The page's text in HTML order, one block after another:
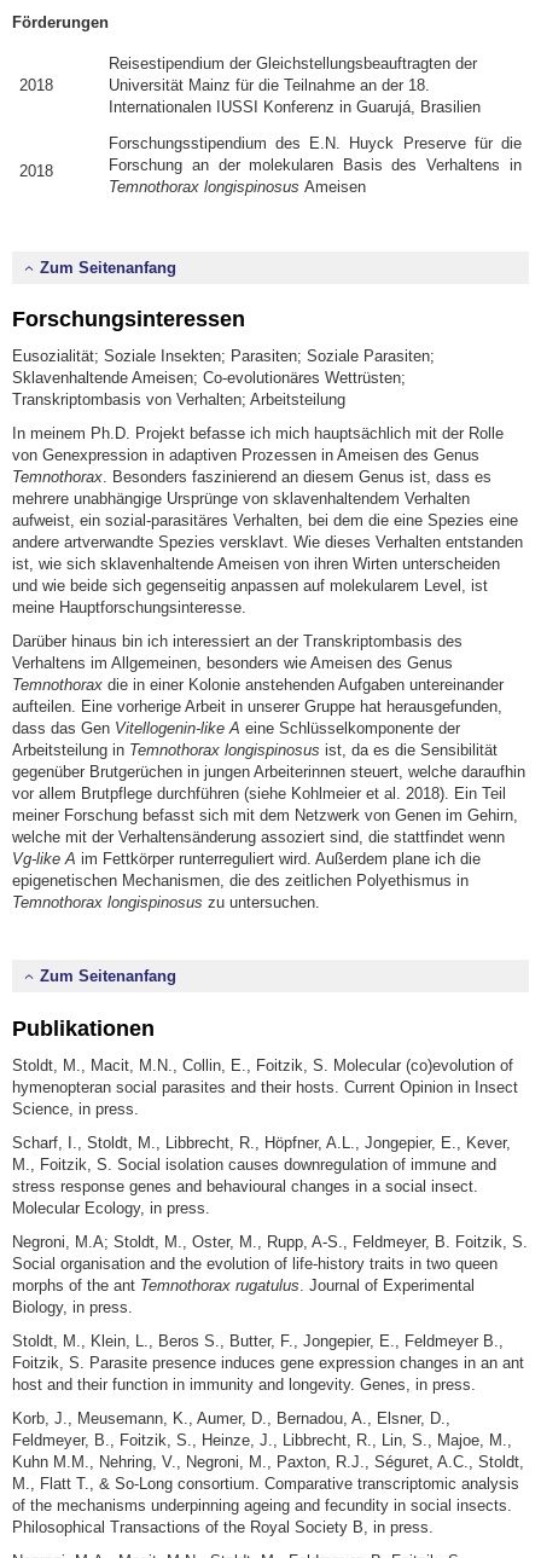
Förderungen
2018
Reisestipendium der Gleichstellungsbeauftragten der
Universität Mainz für die Teilnahme an der 18.
Internationalen IUSSI Konferenz in Guarujá, Brasilien
2018
Forschungsstipendium des E.N. Huyck Preserve für die
Forschung an der molekularen Basis des Verhaltens in
Temnothorax longispinosusAmeisen
Zum Seitenanfang
Forschungsinteressen
Eusozialität; Soziale Insekten; Parasiten; Soziale Parasiten;
Sklavenhaltende Ameisen; Co-evolutionäres Wettrüsten;
Transkriptombasis von Verhalten; Arbeitsteilung
In meinem Ph.D. Projekt befasse ich mich hauptsächlich mit der Rolle
von Genexpression in adaptiven Prozessen in Ameisen des Genus
Temnothorax. Besonders faszinierend an diesem Genus ist, dass es
mehrere unabhängige Ursprünge von sklavenhaltendem Verhalten
aufweist, ein sozial-parasitäres Verhalten, bei dem die eine Spezies eine
andere artverwandte Spezies versklavt. Wie dieses Verhalten entstanden
ist, wie sich sklavenhaltende Ameisen von ihren Wirten unterscheiden
und wie beide sich gegenseitig anpassen auf molekularem Level, ist
meine Hauptforschungsinteresse.
Darüber hinaus bin ich interessiert an der Transkriptombasis des
Verhaltens im Allgemeinen, besonders wie Ameisen des Genus
Temnothorax die in einer Kolonie anstehenden Aufgaben untereinander
aufteilen. Eine vorherige Arbeit in unserer Gruppe hat herausgefunden,
dass das Gen Vitellogenin-like A eine Schlüsselkomponente der
Arbeitsteilung in Temnothorax longispinosus ist, da es die Sensibilität
gegenüber Brutgerüchen in jungen Arbeiterinnen steuert, welche daraufhin
vor allem Brutpflege durchführen (siehe Kohlmeier et al. 2018). Ein Teil
meiner Forschung befasst sich mit dem Netzwerk von Genen im Gehirn,
welche mit der Verhaltensänderung assoziert sind, die stattfindet wenn
Vg-like A im Fettkörper runterreguliert wird. Außerdem plane ich die
epigenetischen Mechanismen, die des zeitlichen Polyethismus in
Temnothorax longispinosus zu untersuchen.
Zum Seitenanfang
Publikationen
Stoldt, M., Macit, M.N., Collin, E., Foitzik, S. Molecular (co)evolution of
hymenopteran social parasites and their hosts. Current Opinion in Insect
Science, in press.
Scharf, I., Stoldt, M., Libbrecht, R., Höpfner, A.L., Jongepier, E., Kever,
M., Foitzik, S. Social isolation causes downregulation of immune and
stress response genes and behavioural changes in a social insect.
Molecular Ecology, in press.
Negroni, M.A; Stoldt, M., Oster, M., Rupp, A-S., Feldmeyer, B. Foitzik, S.
Social organisation and the evolution of life-history traits in two queen
morphs of the ant Temnothorax rugatulus . Journal of Experimental
Biology, in press.
Stoldt, M., Klein, L., Beros S., Butter, F., Jongepier, E., Feldmeyer B.,
Foitzik, S. Parasite presence induces gene expression changes in an ant
host and their function in immunity and longevity. Genes, in press.
Korb, J., Meusemann, K., Aumer, D., Bernadou, A., Elsner, D.,
Feldmeyer, B., Foitzik, S., Heinze, J., Libbrecht, R., Lin, S., Majoe, M.,
Kuhn M.M., Nehring, V., Negroni, M., Paxton, R.J., Séguret, A.C., Stoldt,
M., Flatt T., & So-Long consortium. Comparative transcriptomic analysis
of the mechanisms underpinning ageing and fecundity in social insects.
Philosophical Transactions of the Royal Society B, in press.